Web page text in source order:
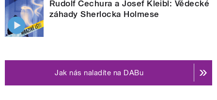
Rudolf Čechura a Josef Kleibl: Vědecké
záhady Sherlocka Holmese
Jak nás naladíte na DABu